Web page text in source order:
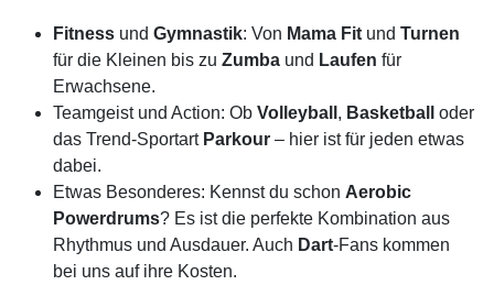
Fitness und Gymnastik: Von Mama Fit und Turnen
für die Kleinen bis zu Zumba und Laufen für
Erwachsene.
Teamgeist und Action: Ob Volleyball , Basketball
oder
das Trend-Sportart Parkour – hier ist für jeden etwas
dabei.
Etwas Besonderes: Kennst du schon Aerobic
Powerdrums? Es ist die perfekte Kombination aus
Rhythmus und Ausdauer. Auch Dart-Fans kommen
bei uns auf ihre Kosten.